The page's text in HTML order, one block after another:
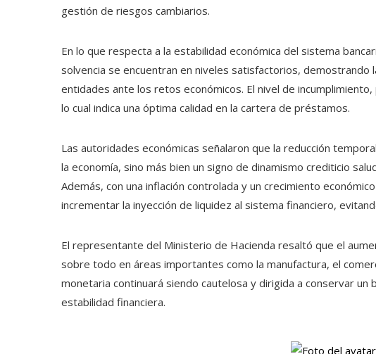
gestión de riesgos cambiarios.
En lo que respecta a la estabilidad económica del sistema
solvencia se encuentran en niveles satisfactorios, demostrando
entidades ante los retos económicos. El nivel de
lo cual indica una óptima calidad en la cartera de préstamos.
Las autoridades económicas señalaron que la reducción
la economía, sino más bien un signo de dinamismo crediticio
Además, con una inflación controlada y un crecimiento
incrementar la inyección de liquidez al sistema financiero,
El representante del Ministerio de Hacienda resaltó que el
sobre todo en áreas importantes como la manufactura, el
monetaria continuará siendo cautelosa y dirigida a conservar un
estabilidad financiera.